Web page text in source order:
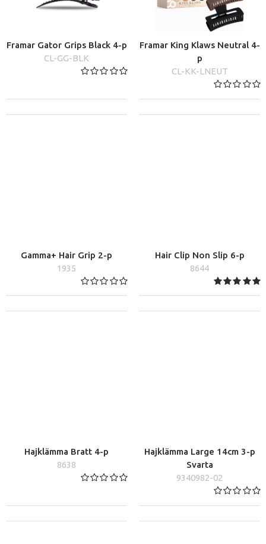
Framar Gator Grips Black 4-p
CL-GG-BLK
Framar King Klaws Neutral 4-
p
CL-KK-LNEUT
Gamma+ Hair Grip 2-p
1935
Hair Clip Non Slip 6-p
8644
Hajklämma Bratt 4-p
8638
Hajklämma Large 14cm 3-p
Svarta
9340982-02